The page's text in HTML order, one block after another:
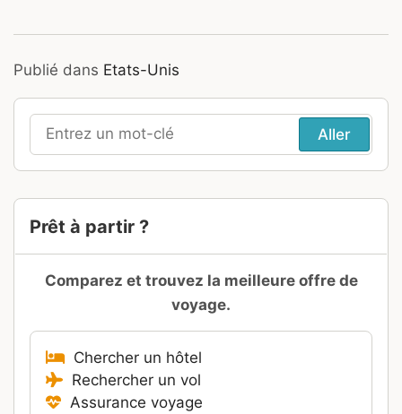
Publié dans Etats-Unis
Recherche
pour
Prêt à partir ?
Comparez et trouvez la meilleure offre de
voyage.
Chercher un hôtel
Rechercher un vol
Assurance voyage